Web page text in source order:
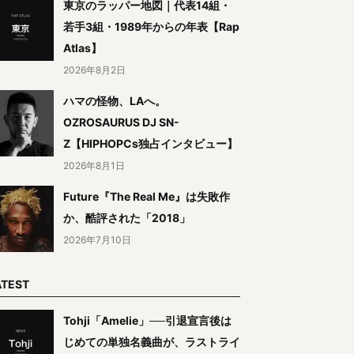
東京のラッパー地図｜代表14組・
若手3組・1989年からの年表【Rap
Atlas】
2026年8月2日
ハマの怪物、LAへ。
OZROSAURUS DJ SN-
Z【HIPHOPCs独占インタビュー】
2026年8月1日
Future『The Real Me』は失敗作
か、酷評された「2018」
2026年7月10日
Tohji「Amelie」──引退宣言後は
じめての単独名義曲が、ラストライ